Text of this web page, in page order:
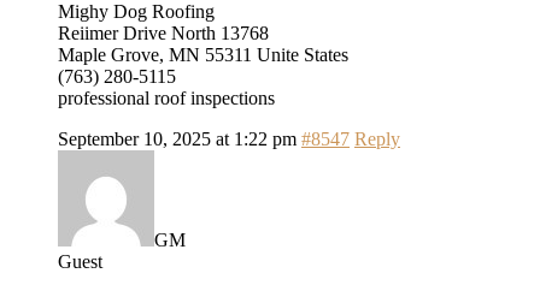
Mighy Dog Roofing
Reiimer Drive North 13768
Maple Grove, MN 55311 Unite Ѕtates
(763) 280-5115
professional roof inspections
September 10, 2025 at 1:22 pm #8547 Reply
GM
Guest